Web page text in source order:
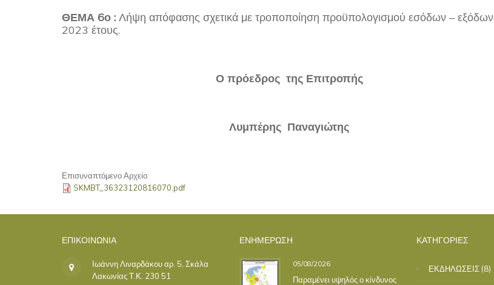
ΘΕΜΑ 6ο : Λήψη απόφασης σχετικά με τροποποίηση προϋπολογισμού εσόδων – εξόδων
2023 έτους.
Ο πρόεδρος της Επιτροπής
Λυμπέρης Παναγιώτης
Επισυναπτόμενο Αρχείο:
SKMBT_36323120816070.pdf
ΕΠΙΚΟΙΝΩΝΊΑ
Ιωάννη Λιναρδάκου αρ. 5, Σκάλα
Λακωνίας Τ.Κ. 230 51
ΕΝΗΜΕΡΩΣΗ
05/08/2026
Παραμένει υψηλός ο κίνδυνος
ΚΑΤΗΓΟΡΙΕΣ
ΕΚΔΗΛΩΣΕΙΣ (8)